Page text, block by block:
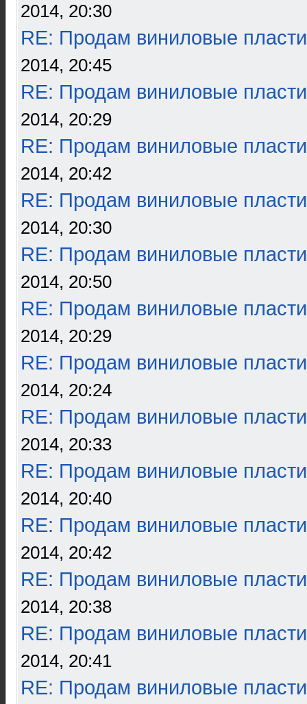
2014, 20:30
RE: Продам виниловые
2014, 20:45
RE: Продам виниловые
2014, 20:29
RE: Продам виниловые
2014, 20:42
RE: Продам виниловые
2014, 20:30
RE: Продам виниловые
2014, 20:50
RE: Продам виниловые
2014, 20:29
RE: Продам виниловые
2014, 20:24
RE: Продам виниловые
2014, 20:33
RE: Продам виниловые
2014, 20:40
RE: Продам виниловые
2014, 20:42
RE: Продам виниловые
2014, 20:38
RE: Продам виниловые
2014, 20:41
RE: Продам виниловые